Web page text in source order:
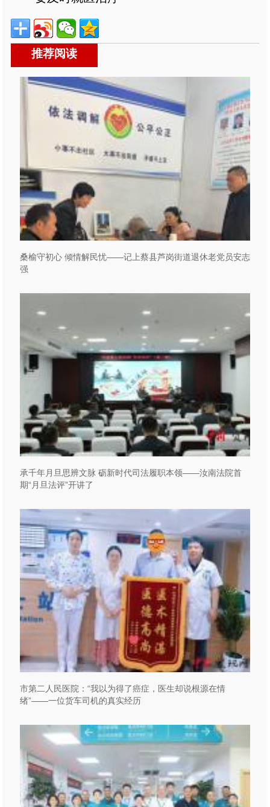
推荐阅读
桑榆守初心 倾情解民忧——记上蔡县芦岗街道退休老党员安志
强
承千年月旦思辨文脉 砺新时代司法履职本领——汝南法院首
期“月旦法评”开讲了
市第二人民医院：“我以为得了癌症，医生却说根源在情
绪”——一位货车司机的真实经历